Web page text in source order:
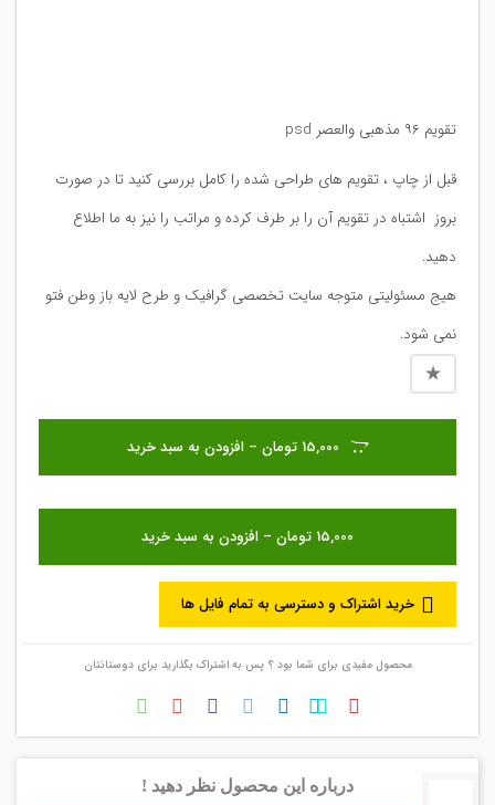
تقویم ۹۶ مذهبی والعصر psd
قبل از چاپ ، تقویم های طراحی شده را کامل بررسی کنید تا در صورت
بروز اشتباه در تقویم آن را بر طرف کرده و مراتب را نیز به ما اطلاع
دهید.
هیج مسئولیتی متوجه سایت تخصصی گرافیک و طرح لایه باز وطن فتو
نمی شود.
15,000 تومان – افزودن به سبد خرید
خرید اشتراک و دسترسی به تمام فایل ها
محصول مفیدی برای شما بود ؟ پس به اشتراک بگذارید برای دوستانتان
درباره این محصول نظر دهید !